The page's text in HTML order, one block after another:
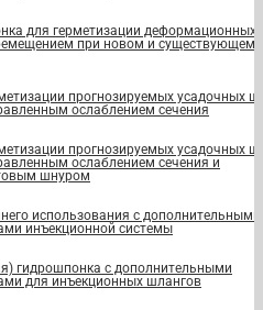
для герметизации деформационных
при новом и существующем
прогнозируемых усадочных
ослаблением сечения
прогнозируемых усадочных
ослаблением сечения и
шнуром
использования с дополнительными
инъекционной системы
гидрошпонка с дополнительными
для инъекционных шлангов